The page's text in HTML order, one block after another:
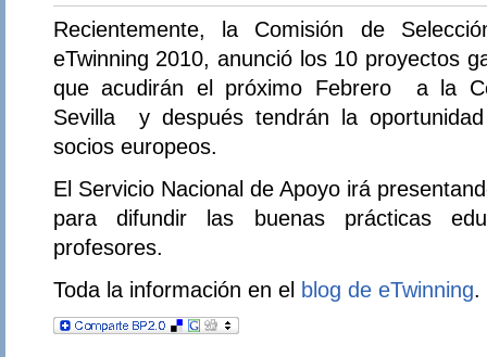
Recientemente, la Comisión de
eTwinning 2010, anunció los 10 proyectos
que acudirán el próximo Febrero a la
Sevilla y después tendrán la
socios europeos.
El Servicio Nacional de Apoyo irá
para difundir las buenas prácticas
profesores.
Toda la información en el blog de eTwinning.